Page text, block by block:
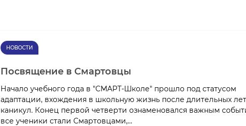
НОВОСТИ
Посвящение в Смартовцы
Начало учебного года в "СМАРТ-Школе" прошло под статусом
адаптации, вхождения в школьную жизнь после длительных
каникул. Конец первой четверти ознаменовался важным
все ученики стали Смартовцами,...